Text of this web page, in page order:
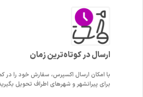
ارسال در کوتاه‌ترین زمان
برای پیرانشهر و شهرهای اطراف تحویل